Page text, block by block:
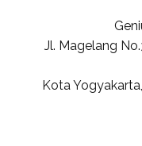
Jl. Magelang
Kota